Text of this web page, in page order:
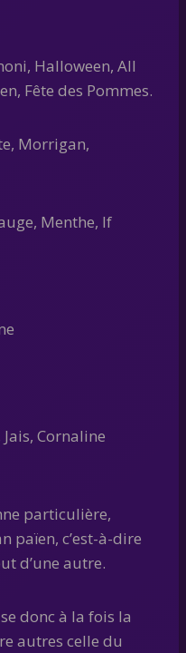
Halloween, All
Fête des Pommes.
Morrigan,
Menthe, If
Cornaline
particulière,
païen, c’est-à-dire
d’une autre.
donc à la fois la
autres celle du